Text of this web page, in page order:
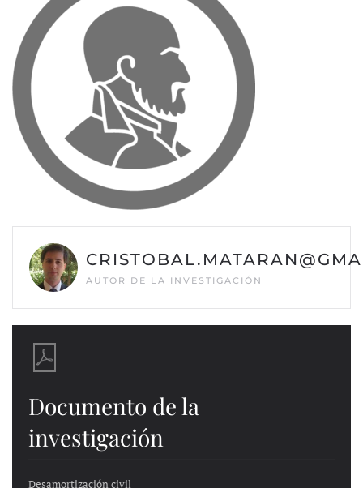
AUTOR DE LA INVESTIGACIÓN
Documento de la
investigación
Desamortización civil